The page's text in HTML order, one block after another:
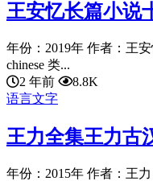
王安忆长篇小说
年份：2019年 作者：王
chinese 类...
2 年前
8.8K
语言文字
王力全集王力古
年份：2015年 作者：王